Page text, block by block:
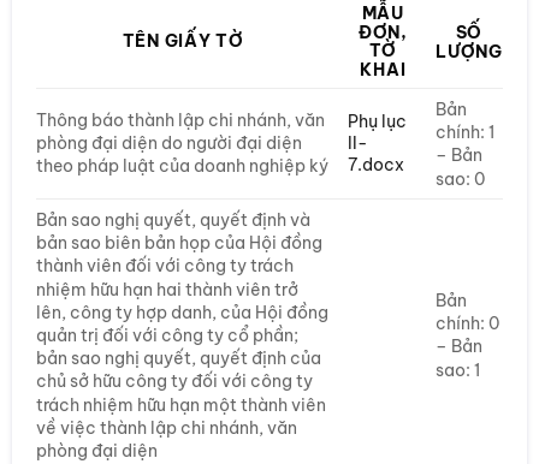
TÊN GIẤY TỜ
MẪU
ĐƠN,
TỜ
KHAI
SỐ
LƯỢNG
Thông báo thành lập chi nhánh, văn
phòng đại diện do người đại diện
theo pháp luật của doanh nghiệp ký
Phụ lục
II-
7.docx
Bản
chính: 1
– Bản
sao: 0
Bản sao nghị quyết, quyết định và
bản sao biên bản họp của Hội đồng
thành viên đối với công ty trách
nhiệm hữu hạn hai thành viên trở
lên, công ty hợp danh, của Hội đồng
quản trị đối với công ty cổ phần;
bản sao nghị quyết, quyết định của
chủ sở hữu công ty đối với công ty
trách nhiệm hữu hạn một thành viên
về việc thành lập chi nhánh, văn
phòng đại diện
Bản
chính: 0
– Bản
sao: 1